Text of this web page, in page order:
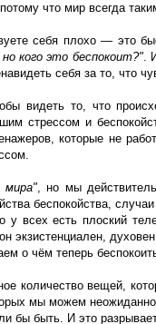
что мир всегда
себя плохо — это
кого это беспокоит?".
себя за то, что
видеть то, что
стрессом и
которые не
мира", но мы
беспокойства,
у всех есть плоский
экзистенциален,
о чём теперь
количество вещей,
мы можем
бы быть. И это